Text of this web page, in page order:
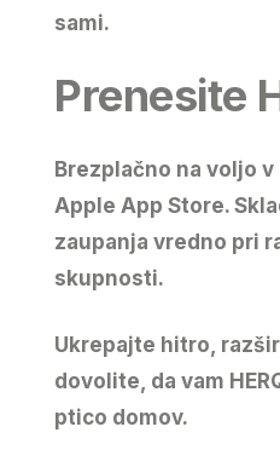
sami.
Prenesite
Brezplačno na voljo v
Apple App Store.
zaupanja vredno pri
skupnosti.
Ukrepajte hitro,
dovolite, da vam
ptico domov.